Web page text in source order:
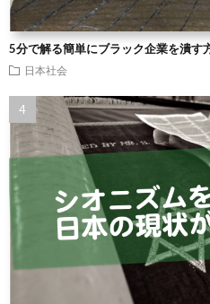
5分で解る簡単にブラック企業を潰す
日本社会